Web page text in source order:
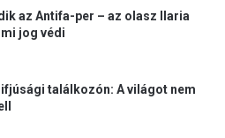
az Antifa-per – az olasz Ilaria
jog védi
ifjúsági találkozón: A világot nem